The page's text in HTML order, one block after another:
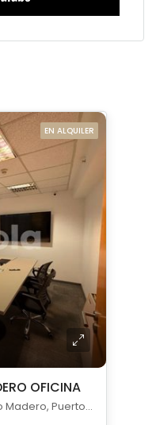
EN ALQUILER
OFICINA
Manuela Sáenz 300, Puerto Madero, Puerto Madero, Capital Federal